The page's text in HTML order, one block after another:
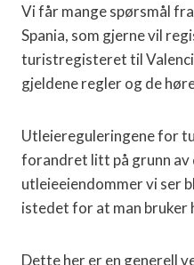
Vi får mange spørsmål
Spania, som gjerne vil
turistregisteret til
gjeldene regler og de
Utleiereguleringene for
forandret litt på grunn av
utleieeiendommer vi ser
istedet for at man bruker
Dette her er en generell